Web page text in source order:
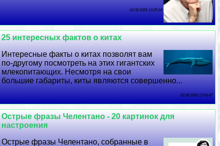
03 08 2026 13:25:34
25 интересных фактов о китах
Интересные факты о китах позволят вам
по-другому посмотреть на этих гигантских
млекопитающих. Несмотря на свои
большие габариты, киты являются совершенно...
02 08 2026 17:43:47
Острые фразы Челентано - 20 картинок для
настроения
Острые фразы Челентано, собранные в